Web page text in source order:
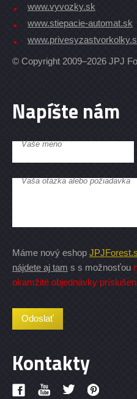
www.vyvozky.sk
www.stiepacie-automat.sk
© Copyright 2009–2026 JPJ
Napíšte nám
Vaše meno
Vaša otázka alebo požiadavka
Máme nový eshop
nájdete aj tam s s možnosťou
okamžité objednávky
Kontakty